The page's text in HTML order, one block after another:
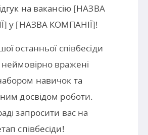
на вакансію [НАЗВА
у [НАЗВА КОМПАНІЇ]!
останньої співбесіди
вражені
навичок та
досвідом роботи.
запросити вас на
співбесіди!